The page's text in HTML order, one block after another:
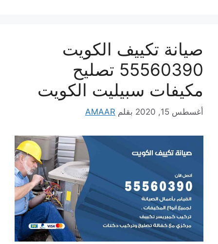
صيانة تكييف الكويت
55560390 تصليح
مكيفات سبيليت الكويت
أغسطس 15, 2020 بقلم AMAAR